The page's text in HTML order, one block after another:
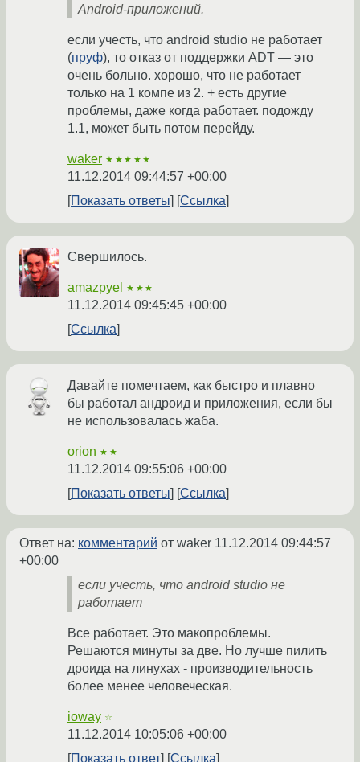
Android-приложений.
если учесть, что android studio не работает
(пруф), то отказ от поддержки ADT — это
очень больно. хорошо, что не работает
только на 1 компе из 2. + есть другие
проблемы, даже когда работает. подожду
1.1, может быть потом перейду.
waker ★★★★★
11.12.2014 09:44:57 +00:00
Показать ответы
Ссылка
Свершилось.
amazpyel ★★★
11.12.2014 09:45:45 +00:00
Ссылка
Давайте помечтаем, как быстро и плавно
бы работал андроид и приложения, если бы
не использовалась жаба.
orion ★★
11.12.2014 09:55:06 +00:00
Показать ответы
Ссылка
Ответ на: комментарий от waker 11.12.2014 09:44:57
+00:00
если учесть, что android studio не
работает
Все работает. Это макопроблемы.
Решаются минуты за две. Но лучше пилить
дроида на линухах - производительность
более менее человеческая.
ioway ☆
11.12.2014 10:05:06 +00:00
Показать ответ
Ссылка